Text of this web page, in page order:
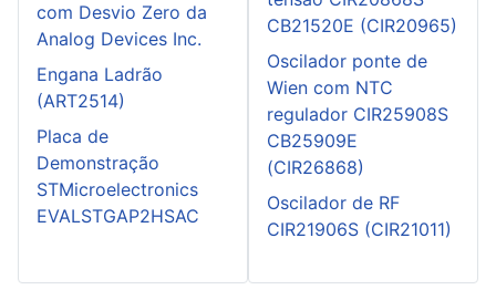
com Desvio Zero da
Analog Devices Inc.
Engana Ladrão
(ART2514)
Placa de
Demonstração
STMicroelectronics
EVALSTGAP2HSAC
CB21520E (CIR20965)
Oscilador ponte de
Wien com NTC
regulador CIR25908S
CB25909E
(CIR26868)
Oscilador de RF
CIR21906S (CIR21011)